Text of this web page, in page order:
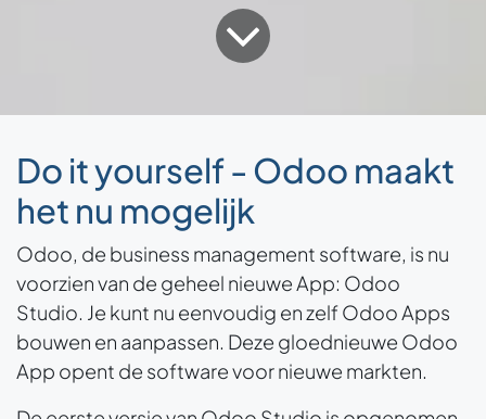
Do it yourself - Odoo maakt
het nu mogelijk
Odoo, de business management software, is nu
voorzien van de geheel nieuwe App: Odoo
Studio. Je kunt nu eenvoudig en zelf Odoo Apps
bouwen en aanpassen. Deze gloednieuwe Odoo
App opent de software voor nieuwe markten.